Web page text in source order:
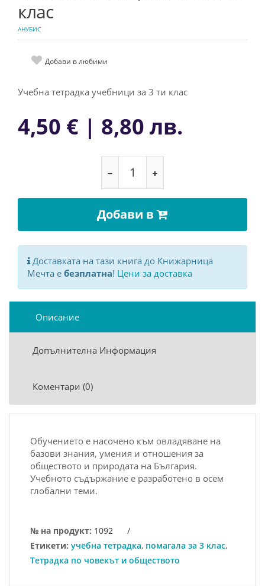
клас
АНУБИС
Добави в любими
Учебна тетрадка учебници за 3 ти клас
4,50 € | 8,80 лв.
Добави в
Доставката на тази книга до Книжарница
Мечта е безплатна! Цени за доставка
Описание
Допълнителна Информация
Коментари (0)
Обучението е насочено към овладяване на
базови знания, умения и отношения за
обществото и природата на България.
Учебното съдържание е разработено в осем
глобални теми.
№ на продукт: 1092
/
Етикети: учебна тетрадка, помагала за 3 клас,
Тетрадка по човекът и обществото